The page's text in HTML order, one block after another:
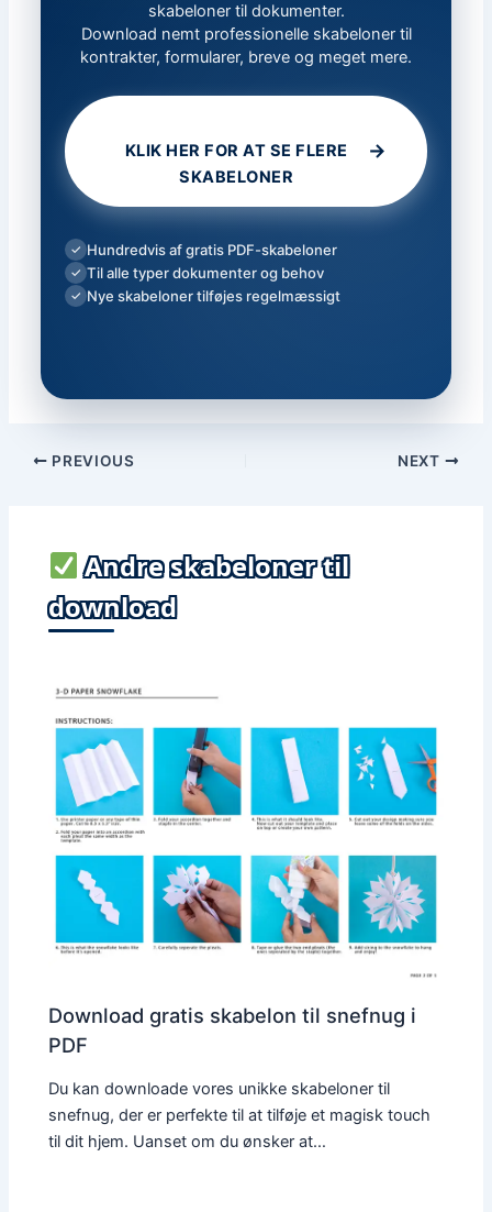
skabeloner til dokumenter.
Download nemt professionelle skabeloner til
kontrakter, formularer, breve og meget mere.
KLIK HER FOR AT SE FLERE
SKABELONER
→
✓ Hundredvis af gratis PDF-skabeloner
✓ Til alle typer dokumenter og behov
✓ Nye skabeloner tilføjes regelmæssigt
PREVIOUS NEXT
Andre skabeloner til
download
Download gratis skabelon til snefnug i
PDF
Du kan downloade vores unikke skabeloner til
snefnug, der er perfekte til at tilføje et magisk touch
til dit hjem. Uanset om du ønsker at…